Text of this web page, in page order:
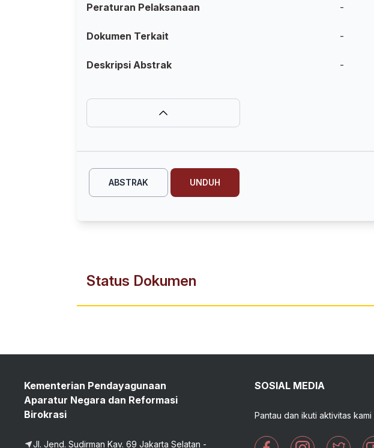
Peraturan Pelaksanaan -
Dokumen Terkait -
Deskripsi Abstrak -
ABSTRAK UNDUH
Status Dokumen
Kementerian Pendayagunaan
Aparatur Negara dan Reformasi
Birokrasi
Jl. Jend. Sudirman Kav. 69 Jakarta Selatan -
SOSIAL MEDIA
Pantau dan ikuti aktivitas